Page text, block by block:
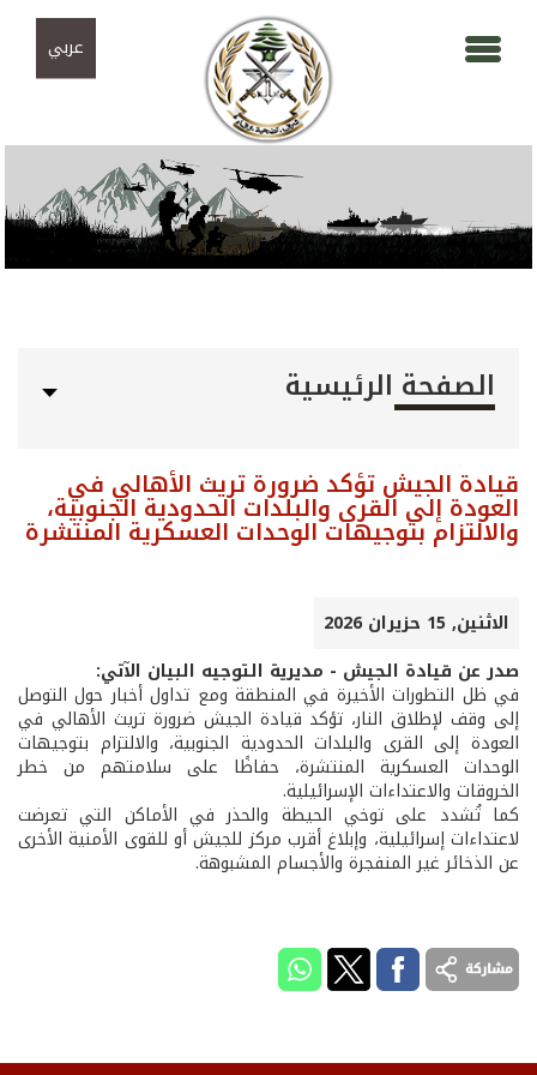
عربي
الصفحة الرئيسية
قيادة الجيش تؤكد ضرورة تريث الأهالي في
العودة إلى القرى والبلدات الحدودية الجنوبية،
والالتزام بتوجيهات الوحدات العسكرية المنتشرة
الاثنين, 15 حزيران 2026
صدر عن قيادة الجيش - مديرية التوجيه البيان الآتي:
في ظل التطورات الأخيرة في المنطقة ومع تداول أخبار حول التوصل
إلى وقف لإطلاق النار، تؤكد قيادة الجيش ضرورة تريث الأهالي في
العودة إلى القرى والبلدات الحدودية الجنوبية، والالتزام بتوجيهات
الوحدات العسكرية المنتشرة، حفاظًا على سلامتهم من خطر
الخروقات والاعتداءات الإسرائيلية.
كما تُشدد على توخي الحيطة والحذر في الأماكن التي تعرضت
لاعتداءات إسرائيلية، وإبلاغ أقرب مركز للجيش أو للقوى الأمنية الأخرى
عن الذخائر غير المنفجرة والأجسام المشبوهة.